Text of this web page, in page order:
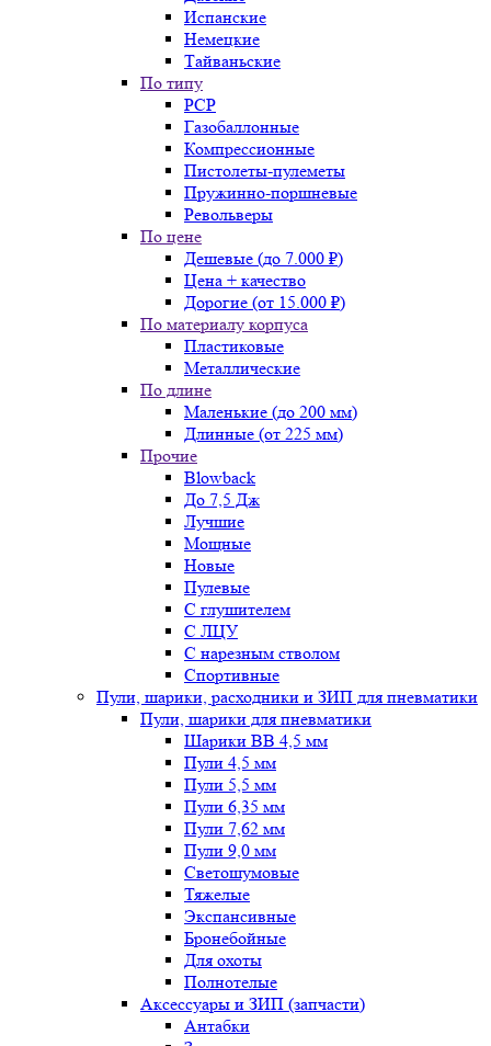
Испанские
Немецкие
Тайваньские
По типу
PCP
Газобаллонные
Компрессионные
Пистолеты-пулеметы
Пружинно-поршневые
Револьверы
По цене
Дешевые (до 7.000 ₽)
Цена + качество
Дорогие (от 15.000 ₽)
По материалу корпуса
Пластиковые
Металлические
По длине
Маленькие (до 200 мм)
Длинные (от 225 мм)
Прочие
Blowback
До 7,5 Дж
Лучшие
Мощные
Новые
Пулевые
С глушителем
С ЛЦУ
С нарезным стволом
Спортивные
Пули, шарики, расходники и ЗИП для пневматики
Пули, шарики для пневматики
Шарики BB 4,5 мм
Пули 4,5 мм
Пули 5,5 мм
Пули 6,35 мм
Пули 7,62 мм
Пули 9,0 мм
Светошумовые
Тяжелые
Экспансивные
Бронебойные
Для охоты
Полнотелые
Аксессуары и ЗИП (запчасти)
Антабки